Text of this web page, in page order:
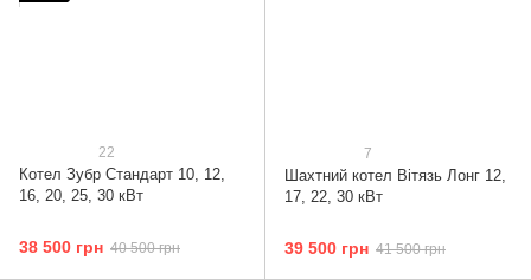
22
Котел Зубр Стандарт 10, 12,
16, 20, 25, 30 кВт
38 500 грн 40 500 грн
7
Шахтний котел Вітязь Лонг 12,
17, 22, 30 кВт
39 500 грн 41 500 грн